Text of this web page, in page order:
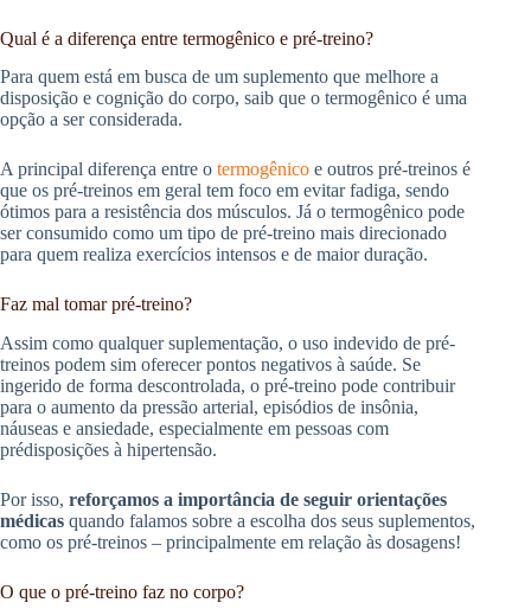
Qual é a diferença entre termogênico e pré-treino?
Para quem está em busca de um suplemento que melhore a
disposição e cognição do corpo, saib que o termogênico é uma
opção a ser considerada.
A principal diferença entre o termogênico e outros pré-treinos é
que os pré-treinos em geral tem foco em evitar fadiga, sendo
ótimos para a resistência dos músculos. Já o termogênico pode
ser consumido como um tipo de pré-treino mais direcionado
para quem realiza exercícios intensos e de maior duração.
Faz mal tomar pré-treino?
Assim como qualquer suplementação, o uso indevido de pré-
treinos podem sim oferecer pontos negativos à saúde. Se
ingerido de forma descontrolada, o pré-treino pode contribuir
para o aumento da pressão arterial, episódios de insônia,
náuseas e ansiedade, especialmente em pessoas com
prédisposições à hipertensão.
Por isso, reforçamos a importância de seguir orientações
médicas quando falamos sobre a escolha dos seus suplementos,
como os pré-treinos – principalmente em relação às dosagens!
O que o pré-treino faz no corpo?